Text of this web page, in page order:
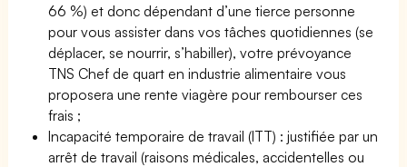
66 %) et donc dépendant d’une tierce personne
pour vous assister dans vos tâches quotidiennes (se
déplacer, se nourrir, s’habiller), votre prévoyance
TNS Chef de quart en industrie alimentaire vous
proposera une rente viagère pour rembourser ces
frais ;
Incapacité temporaire de travail (ITT) : justifiée par un
arrêt de travail (raisons médicales, accidentelles ou